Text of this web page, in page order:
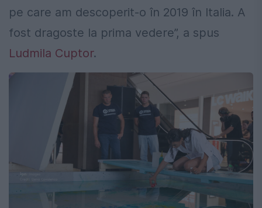
pe care am descoperit-o în 2019 în Italia. A
fost dragoste la prima vedere”, a spus
Ludmila Cuptor.